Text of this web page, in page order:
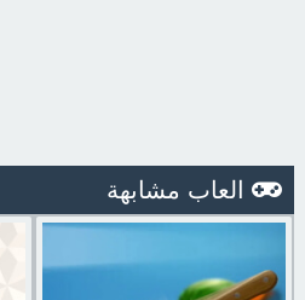
العاب مشابهة